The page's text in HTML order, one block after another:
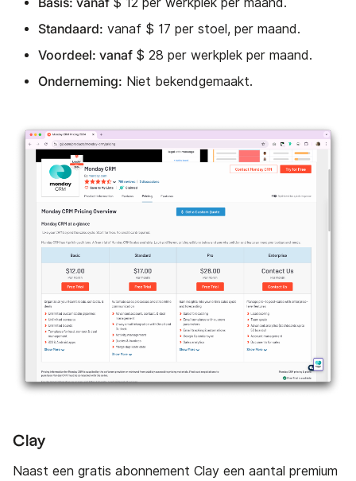
Standaard: vanaf $ 17 per stoel, per maand.
Voordeel: vanaf $ 28 per werkplek per maand.
Onderneming: Niet bekendgemaakt.
Clay
Naast een gratis abonnement Clay een aantal premium